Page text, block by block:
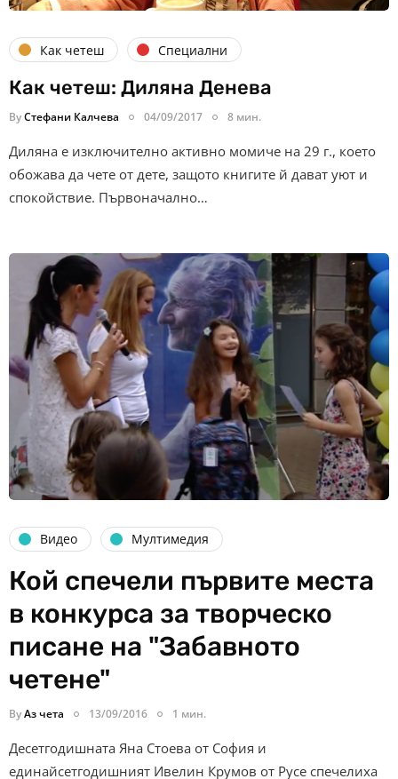
Как четеш Специални
Как четеш: Диляна Денева
ByСтефани Калчева 04/09/2017 8 мин.
Диляна е изключително активно момиче на 29 г., което
обожава да чете от дете, защото книгите й дават уют и
спокойствие. Първоначално…
Видео Мултимедия
Кой спечели първите места
в конкурса за творческо
писане на "Забавното
четене"
ByАз чета 13/09/2016 1 мин.
Десетгодишната Яна Стоева от София и
единайсетгодишният Ивелин Крумов от Русе спечелиха